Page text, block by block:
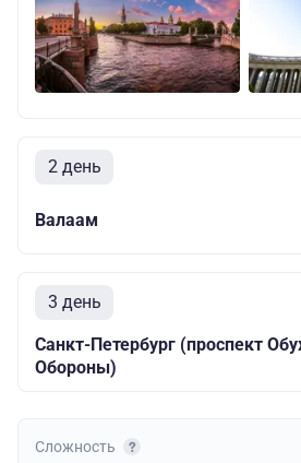
2 день
Валаам
3 день
Санкт-Петербург (проспект
Обороны)
Сложность